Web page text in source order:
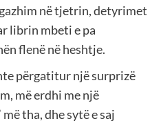
në tjetrin, detyrimet
librin mbeti e pa
flenë në heshtje.
përgatitur një surprizë
më erdhi me një
tha, dhe sytë e saj